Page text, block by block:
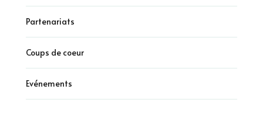
Partenariats
Coups de coeur
Evénements